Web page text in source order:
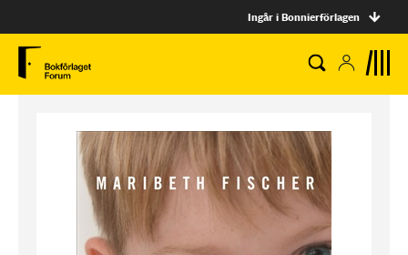
Ingår i Bonnierförlagen